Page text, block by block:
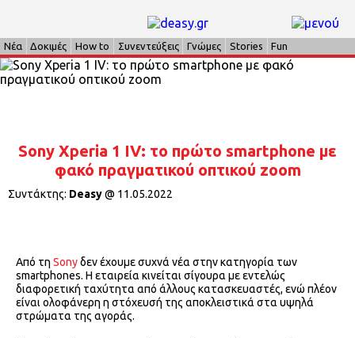
Νέα Δοκιμές How to Συνεντεύξεις Γνώμες Stories Fun
Sony Xperia 1 IV: το πρώτο smartphone με
φακό πραγματικού οπτικού zoom
Συντάκτης: Deasy@ 11.05.2022
Από τη Sonyδεν έχουμε συχνά νέα στην κατηγορία των
smartphones. Η εταιρεία κινείται σίγουρα με εντελώς
διαφορετική ταχύτητα από άλλους κατασκευαστές, ενώ πλέον
είναι ολοφάνερη η στόχευσή της αποκλειστικά στα υψηλά
στρώματα της αγοράς.